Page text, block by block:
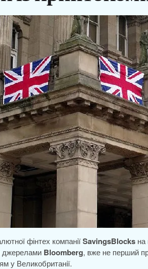
фінтех компаніїSavingsBlocks на
джерелами Bloomberg, вже не перший
у Великобританії.